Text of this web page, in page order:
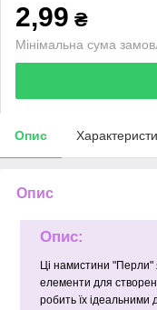
2,99 ₴
Мінімальна сума
Опис
Опис
Опис:
Ці намистини "Перли"
елементи для
робить їх ідеальними